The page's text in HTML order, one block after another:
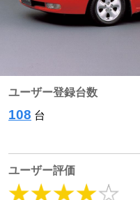
ユーザー登録台数
108 台
ユーザー評価